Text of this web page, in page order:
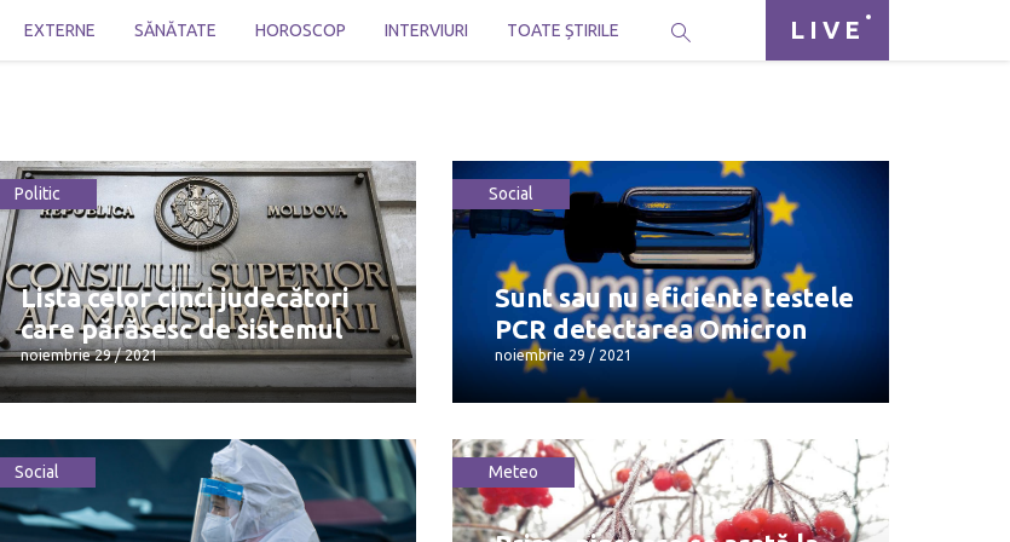
EXTERNE SĂNĂTATE HOROSCOP INTERVIURI TOATE ȘTIRILE LIVE
Politic
Lista celor cinci judecători
care părăsesc de sistemul
noiembrie 29 / 2021
Lista celor cinci judecători care
părăsesc de sistemul
Social
Sunt sau nu eficiente testele
PCR detectarea Omicron
noiembrie 29 / 2021
Sunt sau nu eficiente testele PCR
detectarea Omicron
Social Meteo